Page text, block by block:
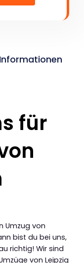
für
Umzug von
bist du bei uns,
richtig! Wir sind
von Leipzig